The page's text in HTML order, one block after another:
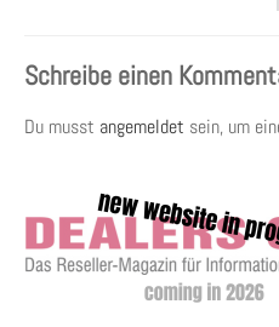
Schreibe einen
Du musst angemeldet sein, um